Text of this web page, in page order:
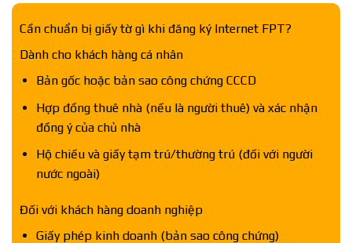
Cần chuẩn bị giấy tờ gì khi đăng ký Internet FPT?
Dành cho khách hàng cá nhân
Bản gốc hoặc bản sao công chứng CCCD
Hợp đồng thuê nhà (nếu là người thuê) và xác nhận
đồng ý của chủ nhà
Hộ chiếu và giấy tạm trú/thường trú (đối với người
nước ngoài)
Đối với khách hàng doanh nghiệp
Giấy phép kinh doanh (bản sao công chứng)